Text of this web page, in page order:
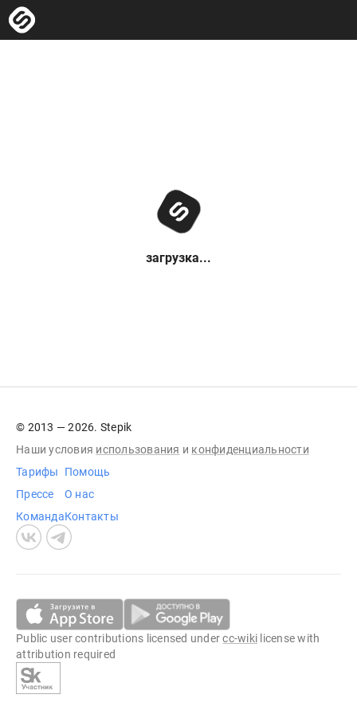
загрузка...
© 2013 — 2026. Stepik
Наши условия использования и конфиденциальности
Тарифы
Прессе
Команда
Помощь
О нас
Контакты
Public user contributions licensed undercc-wiki license with
attribution required